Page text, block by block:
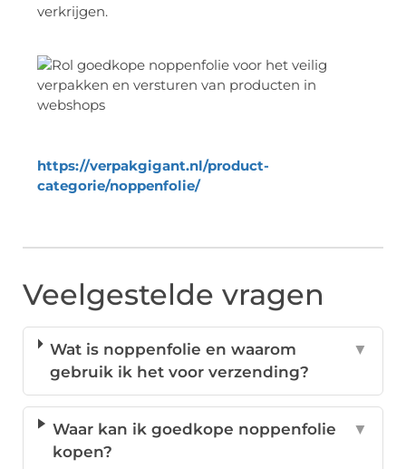
verkrijgen.
https://verpakgigant.nl/product-
categorie/noppenfolie/
Veelgestelde vragen
Wat is noppenfolie en waarom
gebruik ik het voor verzending?
▼
Waar kan ik goedkope noppenfolie
kopen?
▼